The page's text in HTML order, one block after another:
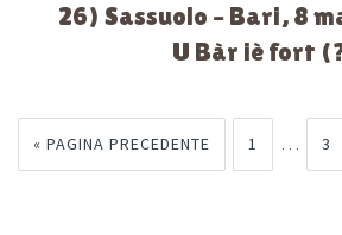
26) Sassuolo – Bari, 8
U Bàr iè fort
« PAGINA PRECEDENTE 1 … 3